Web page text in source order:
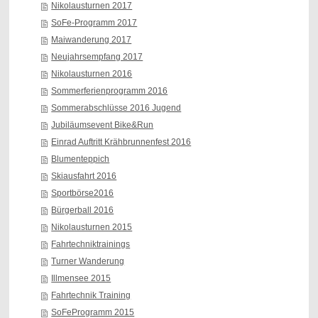
Nikolausturnen 2017
SoFe-Programm 2017
Maiwanderung 2017
Neujahrsempfang 2017
Nikolausturnen 2016
Sommerferienprogramm 2016
Sommerabschlüsse 2016 Jugend
Jubiläumsevent Bike&Run
Einrad Auftritt Krähbrunnenfest 2016
Blumenteppich
Skiausfahrt 2016
Sportbörse2016
Bürgerball 2016
Nikolausturnen 2015
Fahrtechniktrainings
Turner Wanderung
Illmensee 2015
Fahrtechnik Training
SoFeProgramm 2015